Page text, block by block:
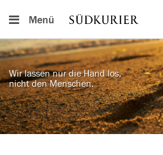
Menü
Wir lassen nur die Hand los,
nicht den Menschen.